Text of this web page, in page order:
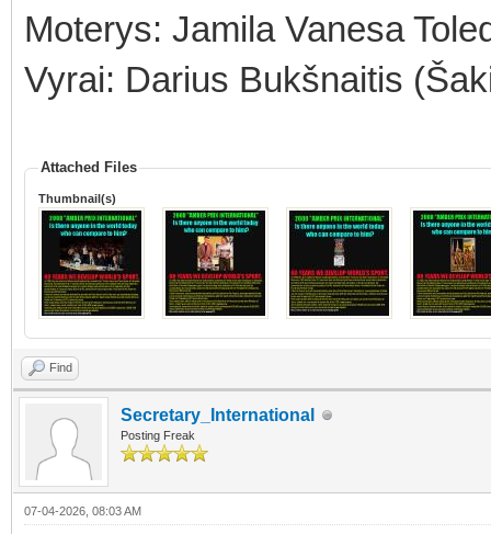
Moterys: Jamila Vanesa
Vyrai: Darius Bukšnaitis
Attached Files
Thumbnail(s)
Find
Secretary_International
Posting Freak
07-04-2026, 08:03 AM